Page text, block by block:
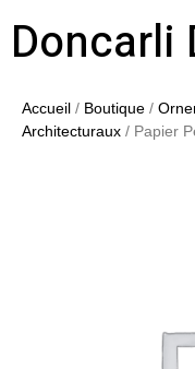
Doncarli
Accueil / Boutique /
Architecturaux / Papier